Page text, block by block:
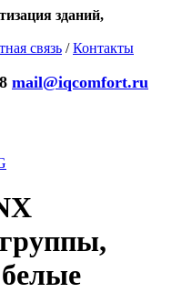
зданий,
связь /Контакты
mail@iqcomfort.ru